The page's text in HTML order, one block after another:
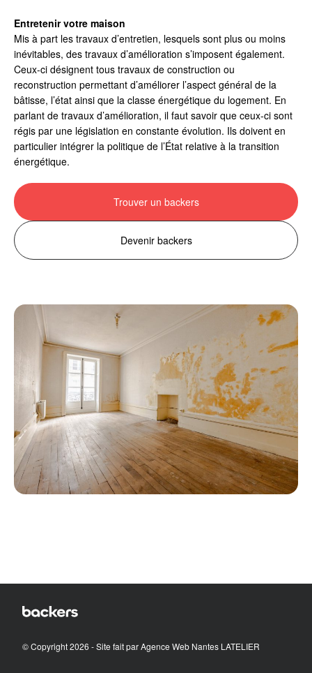
Entretenir votre maison
Mis à part les travaux d’entretien, lesquels sont plus ou moins
inévitables, des travaux d’amélioration s’imposent également.
Ceux-ci désignent tous travaux de construction ou
reconstruction permettant d’améliorer l’aspect général de la
bâtisse, l’état ainsi que la classe énergétique du logement. En
parlant de travaux d’amélioration, il faut savoir que ceux-ci sont
régis par une législation en constante évolution. Ils doivent en
particulier intégrer la politique de l’État relative à la transition
énergétique.
Trouver un backers
Devenir backers
© Copyright 2026 - Site fait parAgence Web Nantes LATELIER